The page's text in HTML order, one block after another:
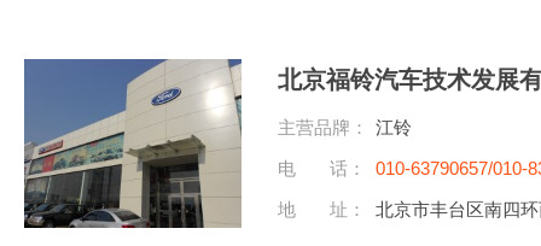
北京福铃汽车技术发展
主营品牌：
江铃
电 话：
010-63790657/010-
地 址：
北京市丰台区南四